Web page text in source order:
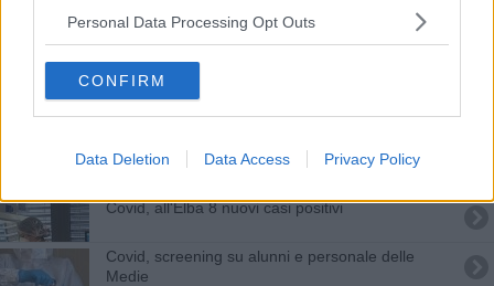
Personal Data Processing Opt Outs
CONFIRM
Data Deletion Data Access Privacy Policy
Covid, mille persone sottoposte al test rapido
Covid, misure più restrittive revocate a Campo
Covid, all'Elba altri 2 nuovi casi positivi
Covid, all'Elba 8 nuovi casi positivi
Covid, screening su alunni e personale delle
Medie